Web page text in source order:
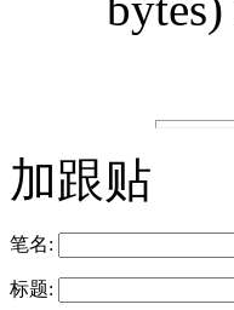
加跟贴
笔名:
标题: